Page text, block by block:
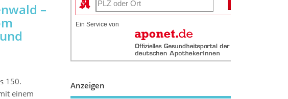
–
150.
einem
Ein Service von
Anzeigen